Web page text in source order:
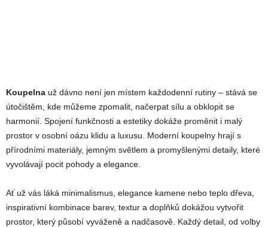
Koupelna už dávno není jen místem každodenní rutiny – stává se
útočištěm, kde můžeme zpomalit, načerpat sílu a obklopit se
harmonií. Spojení funkčnosti a estetiky dokáže proměnit i malý
prostor v osobní oázu klidu a luxusu. Moderní koupelny hrají s
přírodními materiály, jemným světlem a promyšlenými detaily, které
vyvolávají pocit pohody a elegance.
Ať už vás láká minimalismus, elegance kamene nebo teplo dřeva,
inspirativní kombinace barev, textur a doplňků dokážou vytvořit
prostor, který působí vyváženě a nadčasově. Každý detail, od volby